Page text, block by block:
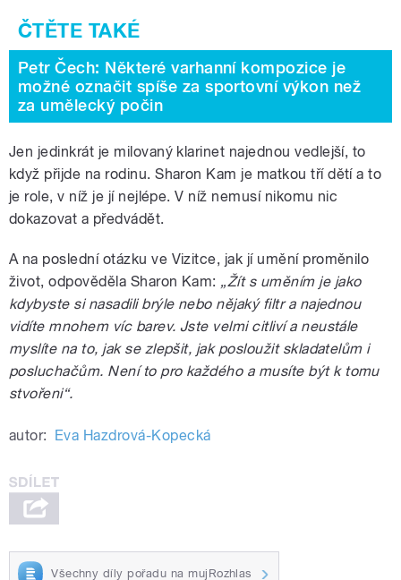
Petr Čech: Některé varhanní kompozice je
možné označit spíše za sportovní výkon než
za umělecký počin
Jen jedinkrát je milovaný klarinet najednou vedlejší, to
když přijde na rodinu. Sharon Kam je matkou tří dětí a to
je role, v níž je jí nejlépe. V níž nemusí nikomu nic
dokazovat a předvádět.
A na poslední otázku ve Vizitce, jak jí umění proměnilo
život, odpověděla Sharon Kam: „Žít s uměním je jako
kdybyste si nasadili brýle nebo nějaký filtr a najednou
vidíte mnohem víc barev. Jste velmi citliví a neustále
myslíte na to, jak se zlepšit, jak posloužit skladatelům i
posluchačům. Není to pro každého a musíte být k tomu
stvořeni“.
autor: Eva Hazdrová-Kopecká
Všechny díly pořadu na mujRozhlas